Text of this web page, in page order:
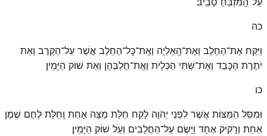
כה
וַיִּקַּח אֶת־הַחֵלֶב וְאֶת־הָֽאַלְיָה וְאֶֽת־כׇּל־הַחֵלֶב אֲשֶׁר עַל־הַקֶּרֶב וְאֵת
יֹתֶרֶת הַכָּבֵד וְאֶת־שְׁתֵּי הַכְּלָיֹת וְאֶֽת־חֶלְבְּהֶן וְאֵת שׁוֹק הַיָּמִֽין׃
כו
וּמִסַּל הַמַּצּוֹת אֲשֶׁר לִפְנֵי יְהֹוָה לָקַח חַלַּת מַצָּה אַחַת וְֽחַלַּת לֶחֶם שֶׁמֶן
אַחַת וְרָקִיק אֶחָד וַיָּשֶׂם עַל־הַחֲלָבִים וְעַל שׁוֹק הַיָּמִֽין׃